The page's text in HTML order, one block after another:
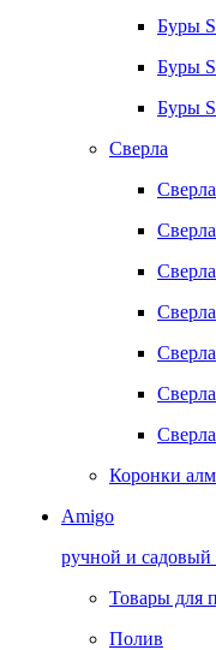
Буры
Буры
Буры
Сверла
Коронки
Amigo
ручной и садовый
Товары для
Полив